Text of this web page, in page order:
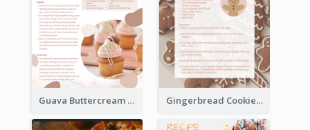
Guava Buttercream Cupcake Cards Recipe Card Gingerbread Cookies Recipe Card